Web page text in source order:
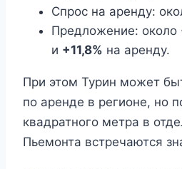
Спрос на аренду:
Предложение: около
и +11,8% на аренду.
При этом Турин может
по аренде в регионе, но
квадратного метра в
Пьемонта встречаются